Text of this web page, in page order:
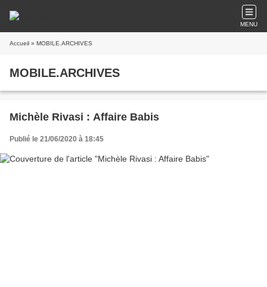
MENU
Accueil » MOBILE.ARCHIVES
MOBILE.ARCHIVES
Michèle Rivasi : Affaire Babis
Publié le 21/06/2020 à 18:45